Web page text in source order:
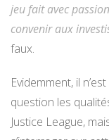
jeu fait avec
convenir aux
faux.
Evidemment, il
question les
Justice League,